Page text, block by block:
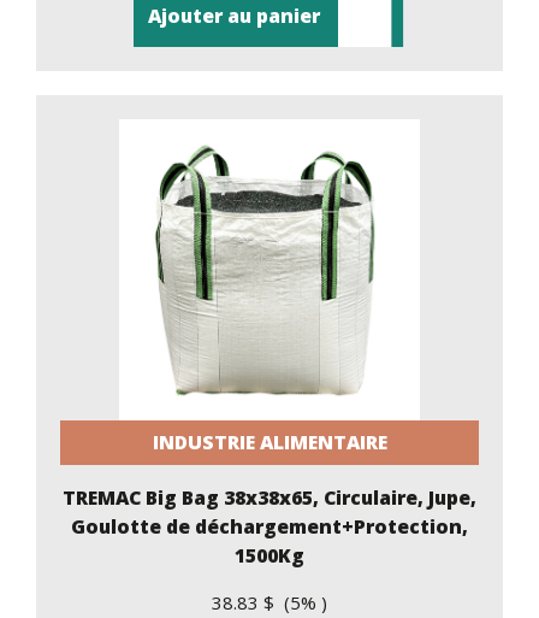
Ajouter au panier
INDUSTRIE ALIMENTAIRE
TREMAC Big Bag 38x38x65, Circulaire, Jupe,
Goulotte de déchargement+Protection,
1500Kg
38.83 $ (5% )